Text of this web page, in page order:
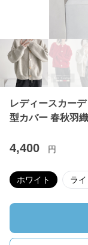
レディースカー
型カバー 春秋羽
4,400 円
ホワイト ラ